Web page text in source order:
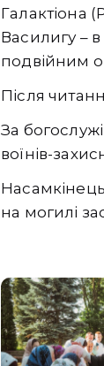
Галактіона
Василигу –
подвійним
Після
За
воїнів-
на могилі